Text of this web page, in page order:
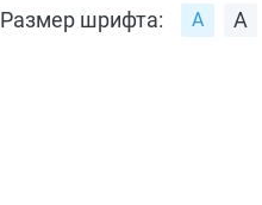
Размер шрифта: